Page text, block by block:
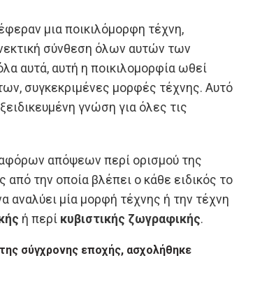
μια ποικιλόμορφη τέχνη,
σύνθεση όλων αυτών των
αυτά, αυτή η ποικιλομορφία ωθεί
συγκεκριμένες μορφές τέχνης. Αυτό
γνώση για όλες τις
απόψεων περί ορισμού της
από την οποία βλέπει ο κάθε ειδικός το
αναλύει μία μορφή τέχνης ή την τέχνη
ή περί κυβιστικής ζωγραφικής.
σύγχρονης εποχής, ασχολήθηκε